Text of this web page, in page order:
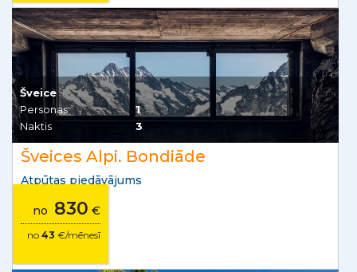
Šveice
Personas
1
Naktis
3
Šveices Alpi. Bondiāde
Atpūtas piedāvājums
no 830 €
no 43 €/mēnesī